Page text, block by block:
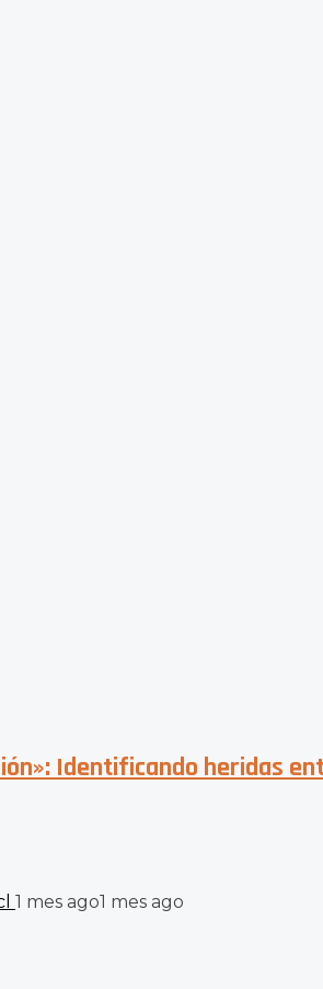
Identificando heridas
1 mes ago1 mes ago